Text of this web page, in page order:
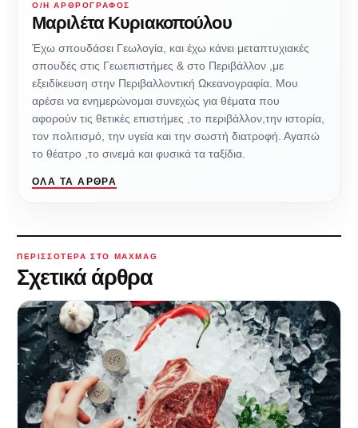
Ο/Η ΑΡΘΡΟΓΡΆΦΟΣ
Μαριλέτα Κυριακοπούλου
Έχω σπουδάσει Γεωλογία, και έχω κάνει μεταπτυχιακές
σπουδές στις Γεωεπιστήμες & στο Περιβάλλον ,με
εξειδίκευση στην Περιβαλλοντική Ωκεανογραφία. Μου
αρέσει να ενημερώνομαι συνεχώς για θέματα που
αφορούν τις θετικές επιστήμες ,το περιβάλλον,την ιστορία,
τον πολιτισμό, την υγεία και την σωστή διατροφή. Αγαπώ
το θέατρο ,το σινεμά και φυσικά τα ταξίδια.
ΌΛΑ ΤΑ ΆΡΘΡΑ
ΠΕΡΙΣΣΌΤΕΡΑ ΣΤΟ MAXMAG
Σχετικά άρθρα